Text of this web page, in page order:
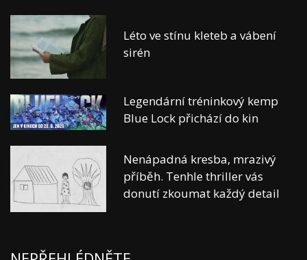
Léto ve stínu kleteb a vábení
sirén
Legendární tréninkový kemp
Blue Lock přichází do kin
Nenápadná kresba, mrazivý
příběh. Tenhle thriller vás
donutí zkoumat každý detail